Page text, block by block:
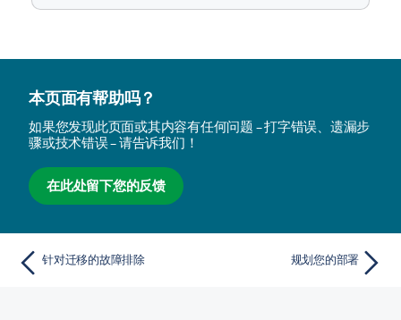
本页面有帮助吗？
如果您发现此页面或其内容有任何问题 – 打字错误、遗漏步
骤或技术错误 – 请告诉我们！
在此处留下您的反馈
针对迁移的故障排除 规划您的部署